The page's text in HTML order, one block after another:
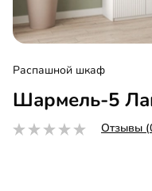
Распашной шкаф
Шармель-5
Отзывы